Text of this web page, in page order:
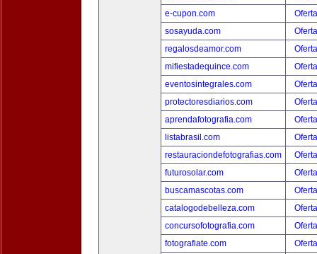
e-cupon.com
sosayuda.com
regalosdeamor.com
mifiestadequince.com
eventosintegrales.com
protectoresdiarios.com
aprendafotografia.com
listabrasil.com
restauraciondefotografias.com
futurosolar.com
buscamascotas.com
catalogodebelleza.com
concursofotografia.com
fotografiate.com